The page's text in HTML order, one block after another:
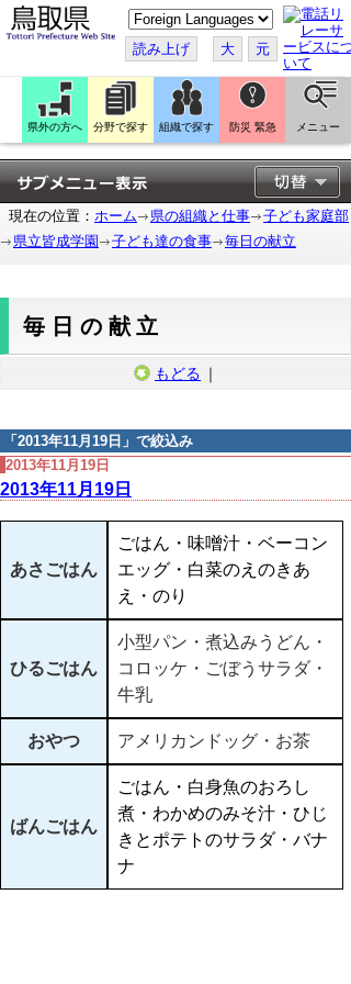
こ
の
ペ
ー
ジ
翻
訳
す
る
読み上げ 大 元
県外の方へ 分野で探す 組織で探す 防災 緊急 メニュー
現在の位置： ホーム 県の組織と仕事
子ども家庭部
県立皆成学園
子ども達の食事 毎日の献立
毎日の献立
もどる ｜
「 2013年11月19日 」で絞込み
2013年11月19日
2013年11月19日
あさごはん
ごはん・味噌汁・ベーコン
エッグ・白菜のえのきあ
え・のり
ひるごはん
小型パン・煮込みうどん・
コロッケ・ごぼうサラダ・
牛乳
おやつ アメリカンドッグ・お茶
ばんごはん
ごはん・白身魚のおろし
煮・わかめのみそ汁・ひじ
きとポテトのサラダ・バナ
ナ